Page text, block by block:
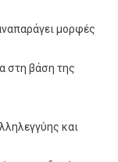
μορφές
στη βάση της
και